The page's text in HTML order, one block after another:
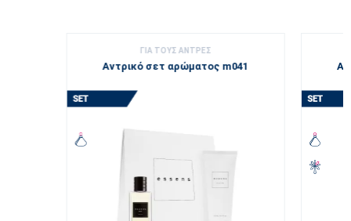
ΓΙΑ ΤΟΥΣ ΑΝΤΡΕΣ
Αντρικό σετ αρώματος m041